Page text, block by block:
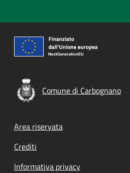
Comune di Carbognano
Footer menu
Area riservata
Crediti
Informativa privacy